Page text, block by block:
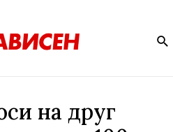
на друг